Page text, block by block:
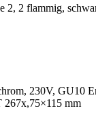
2, 2 flammig,
230V, GU10
mm